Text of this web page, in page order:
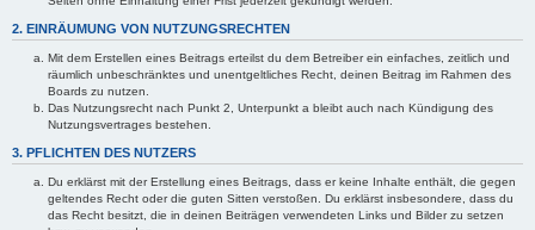
2. EINRÄUMUNG VON NUTZUNGSRECHTEN
Mit dem Erstellen eines Beitrags erteilst du dem Betreiber ein einfaches, zeitlich und
räumlich unbeschränktes und unentgeltliches Recht, deinen Beitrag im Rahmen des
Boards zu nutzen.
Das Nutzungsrecht nach Punkt 2, Unterpunkt a bleibt auch nach Kündigung des
Nutzungsvertrages bestehen.
3. PFLICHTEN DES NUTZERS
Du erklärst mit der Erstellung eines Beitrags, dass er keine Inhalte enthält, die gegen
geltendes Recht oder die guten Sitten verstoßen. Du erklärst insbesondere, dass du
das Recht besitzt, die in deinen Beiträgen verwendeten Links und Bilder zu setzen